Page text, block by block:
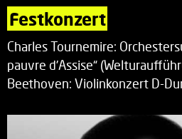
Festkonzert
Charles Tournemire:
pauvre d’Assise“
Beethoven: Violinkonzert D-